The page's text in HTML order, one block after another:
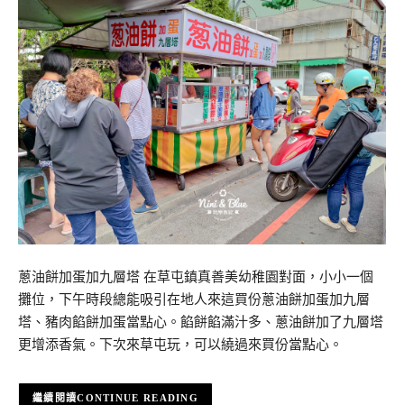
蔥油餅加蛋加九層塔 在草屯鎮真善美幼稚園對面，小小一個
攤位，下午時段總能吸引在地人來這買份蔥油餅加蛋加九層
塔、豬肉餡餅加蛋當點心。餡餅餡滿汁多、蔥油餅加了九層塔
更增添香氣。下次來草屯玩，可以繞過來買份當點心。
CONTINUE READING